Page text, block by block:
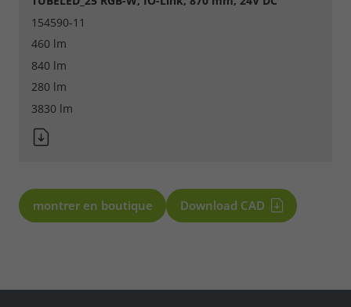
154590-11
460 lm
840 lm
280 lm
3830 lm
montrer en boutique Download CAD